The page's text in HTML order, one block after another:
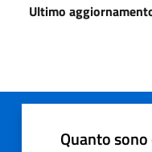
Ultimo
Quanto